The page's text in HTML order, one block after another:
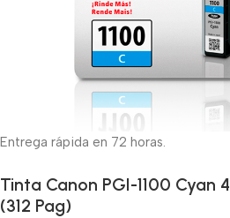
Entrega rápida en 72 horas.
Tinta Canon PGI-1100 Cyan
(312 Pag)